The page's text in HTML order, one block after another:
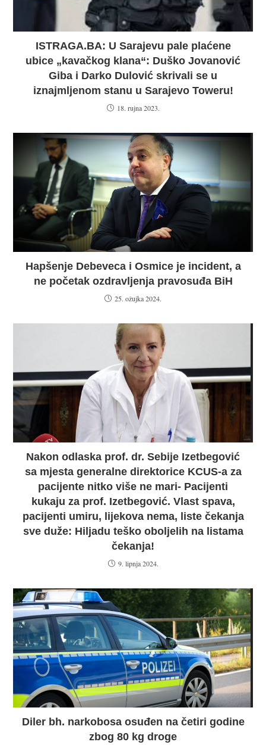
ISTRAGA.BA: U Sarajevu pale plaćene
ubice „kavačkog klana“: Duško Jovanović
Giba i Darko Dulović skrivali se u
iznajmljenom stanu u Sarajevo Toweru!
18. rujna 2023.
Hapšenje Debeveca i Osmice je incident, a
ne početak ozdravljenja pravosuđa BiH
25. ožujka 2024.
Nakon odlaska prof. dr. Sebije Izetbegović
sa mjesta generalne direktorice KCUS-a za
pacijente nitko više ne mari- Pacijenti
kukaju za prof. Izetbegović. Vlast spava,
pacijenti umiru, lijekova nema, liste čekanja
sve duže: Hiljadu teško oboljelih na listama
čekanja!
9. lipnja 2024.
Diler bh. narkobosa osuđen na četiri godine
zbog 80 kg droge